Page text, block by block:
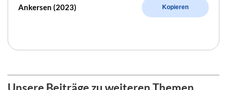
Ankersen (2023) Kopieren